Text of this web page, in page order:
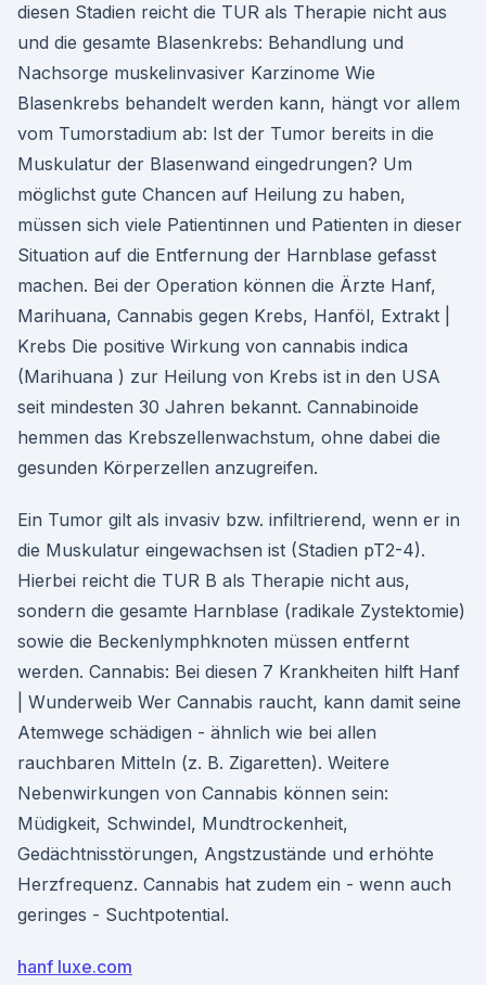
diesen Stadien reicht die TUR als Therapie nicht aus
und die gesamte Blasenkrebs: Behandlung und
Nachsorge muskelinvasiver Karzinome Wie
Blasenkrebs behandelt werden kann, hängt vor allem
vom Tumorstadium ab: Ist der Tumor bereits in die
Muskulatur der Blasenwand eingedrungen? Um
möglichst gute Chancen auf Heilung zu haben,
müssen sich viele Patientinnen und Patienten in dieser
Situation auf die Entfernung der Harnblase gefasst
machen. Bei der Operation können die Ärzte Hanf,
Marihuana, Cannabis gegen Krebs, Hanföl, Extrakt |
Krebs Die positive Wirkung von cannabis indica
(Marihuana ) zur Heilung von Krebs ist in den USA
seit mindesten 30 Jahren bekannt. Cannabinoide
hemmen das Krebszellenwachstum, ohne dabei die
gesunden Körperzellen anzugreifen.
Ein Tumor gilt als invasiv bzw. infiltrierend, wenn er in
die Muskulatur eingewachsen ist (Stadien pT2-4).
Hierbei reicht die TUR B als Therapie nicht aus,
sondern die gesamte Harnblase (radikale Zystektomie)
sowie die Beckenlymphknoten müssen entfernt
werden. Cannabis: Bei diesen 7 Krankheiten hilft Hanf
| Wunderweib Wer Cannabis raucht, kann damit seine
Atemwege schädigen - ähnlich wie bei allen
rauchbaren Mitteln (z. B. Zigaretten). Weitere
Nebenwirkungen von Cannabis können sein:
Müdigkeit, Schwindel, Mundtrockenheit,
Gedächtnisstörungen, Angstzustände und erhöhte
Herzfrequenz. Cannabis hat zudem ein - wenn auch
geringes - Suchtpotential.
hanf luxe.com